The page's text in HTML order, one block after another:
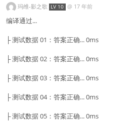
玛维-影之歌 LV 10 @ 17 年前
编译通过...
├ 测试数据 01：答案正确... 0ms
├ 测试数据 02：答案正确... 0ms
├ 测试数据 03：答案正确... 0ms
├ 测试数据 04：答案正确... 0ms
├ 测试数据 05：答案正确... 0ms